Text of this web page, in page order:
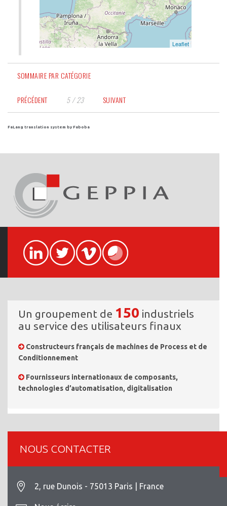
SOMMAIRE PAR CATÉGORIE
PRÉCÉDENT 5 / 23 SUIVANT
FaLang translation system by Faboba
Un groupement de 150 industriels
au service des utilisateurs finaux
Constructeurs français de machines de Process et de
Conditionnement
Fournisseurs internationaux de composants,
technologies d’automatisation, digitalisation
NOUS CONTACTER
2, rue Dunois - 75013 Paris | France